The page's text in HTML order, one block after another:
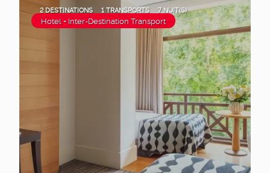
2 DESTINATIONS 1 TRANSPORTS 7 NUIT(S)
Hotel + Inter-Destination Transport